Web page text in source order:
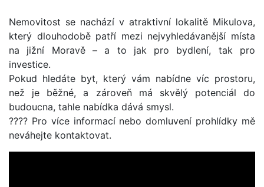
Nemovitost se nachází v atraktivní lokalitě Mikulova,
který dlouhodobě patří mezi nejvyhledávanější místa
na jižní Moravě – a to jak pro bydlení, tak pro
investice.
Pokud hledáte byt, který vám nabídne víc prostoru,
než je běžné, a zároveň má skvělý potenciál do
budoucna, tahle nabídka dává smysl.
???? Pro více informací nebo domluvení prohlídky mě
neváhejte kontaktovat.